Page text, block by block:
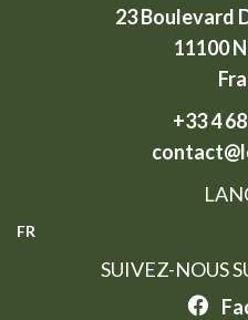
23 Boulevard
11100
+33 4
FR
SUIVEZ-NOUS